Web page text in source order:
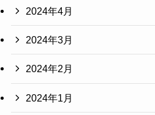
2024年4月
2024年3月
2024年2月
2024年1月